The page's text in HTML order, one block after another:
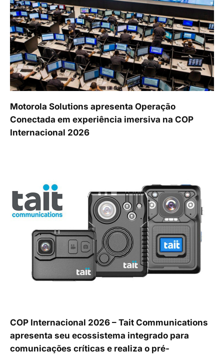
Motorola Solutions apresenta Operação
Conectada em experiência imersiva na COP
Internacional 2026
COP Internacional 2026 – Tait Communications
apresenta seu ecossistema integrado para
comunicações críticas e realiza o pré-